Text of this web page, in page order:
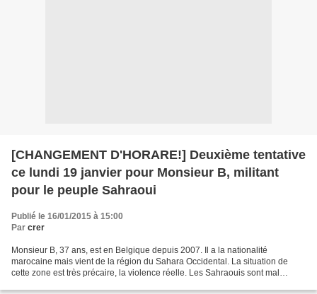
[CHANGEMENT D'HORARE!] Deuxième tentative
ce lundi 19 janvier pour Monsieur B, militant
pour le peuple Sahraoui
Publié le 16/01/2015 à 15:00
Par crer
Monsieur B, 37 ans, est en Belgique depuis 2007. Il a la nationalité
marocaine mais vient de la région du Sahara Occidental. La situation de
cette zone est très précaire, la violence réelle. Les Sahraouis sont mal